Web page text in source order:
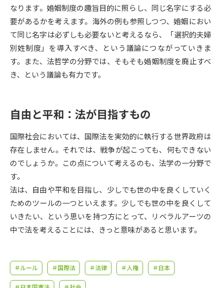
来場型・Web型イベント特集 夢ナビライブ
受験準備 資料検索
併願校選び 受験スケジュールを立てよう
先輩が入学を決めた理由 テレメール全国一斉進学調査
新生活お役立ちガイド
学問発見 学問検索
学問のミニ講義「夢ナビ講義」
なります。婚姻制度の趣旨目的に照らし、同じ名字にする必
要があるかを考えます。海外の例も参照しつつ、婚姻におい
て同じ名字は必ずしも必要ないと考えるなら、「選択的夫婦
別姓制度」を導入すべき、という議論につながっていきま
す。また、法哲学の分野では、そもそも婚姻制度を廃止すべ
き、という議論も有力です。
自由と平和：法が目指すもの
国際社会においては、国際法を実効的に執行する世界政府は
存在しません。それでは、戦争が起こっても、何もできない
のでしょうか。この点について考えるのも、法学の一分野で
す。
法は、自由や平和を目指し、少しでも世の中を良くしていく
ためのツールの一つといえます。少しでも世の中を良くして
いきたい、という思いを持つ方にとって、リベラルアーツの
中で法を考えることには、きっと意味があると思います。
＃ルール ＃国際法 ＃法律 ＃人権 ＃日本